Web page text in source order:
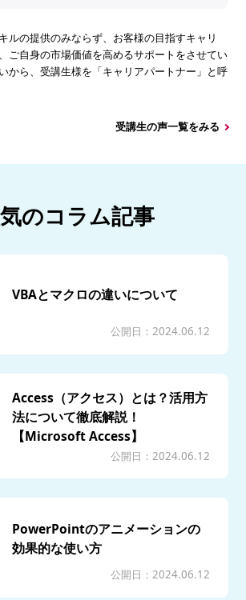
ルの提供のみならず、お客様の目指すキャリ
ご自身の市場価値を高めるサポートをさせてい
から、受講生様を「キャリアパートナー」と呼
受講生の声一覧をみる
のコラム記事
VBAとマクロの違いについて
公開日：2024.06.12
Access（アクセス）とは？活用方
法について徹底解説！
【Microsoft Access】
公開日：2024.06.12
PowerPointのアニメーションの
効果的な使い方
公開日：2024.06.12